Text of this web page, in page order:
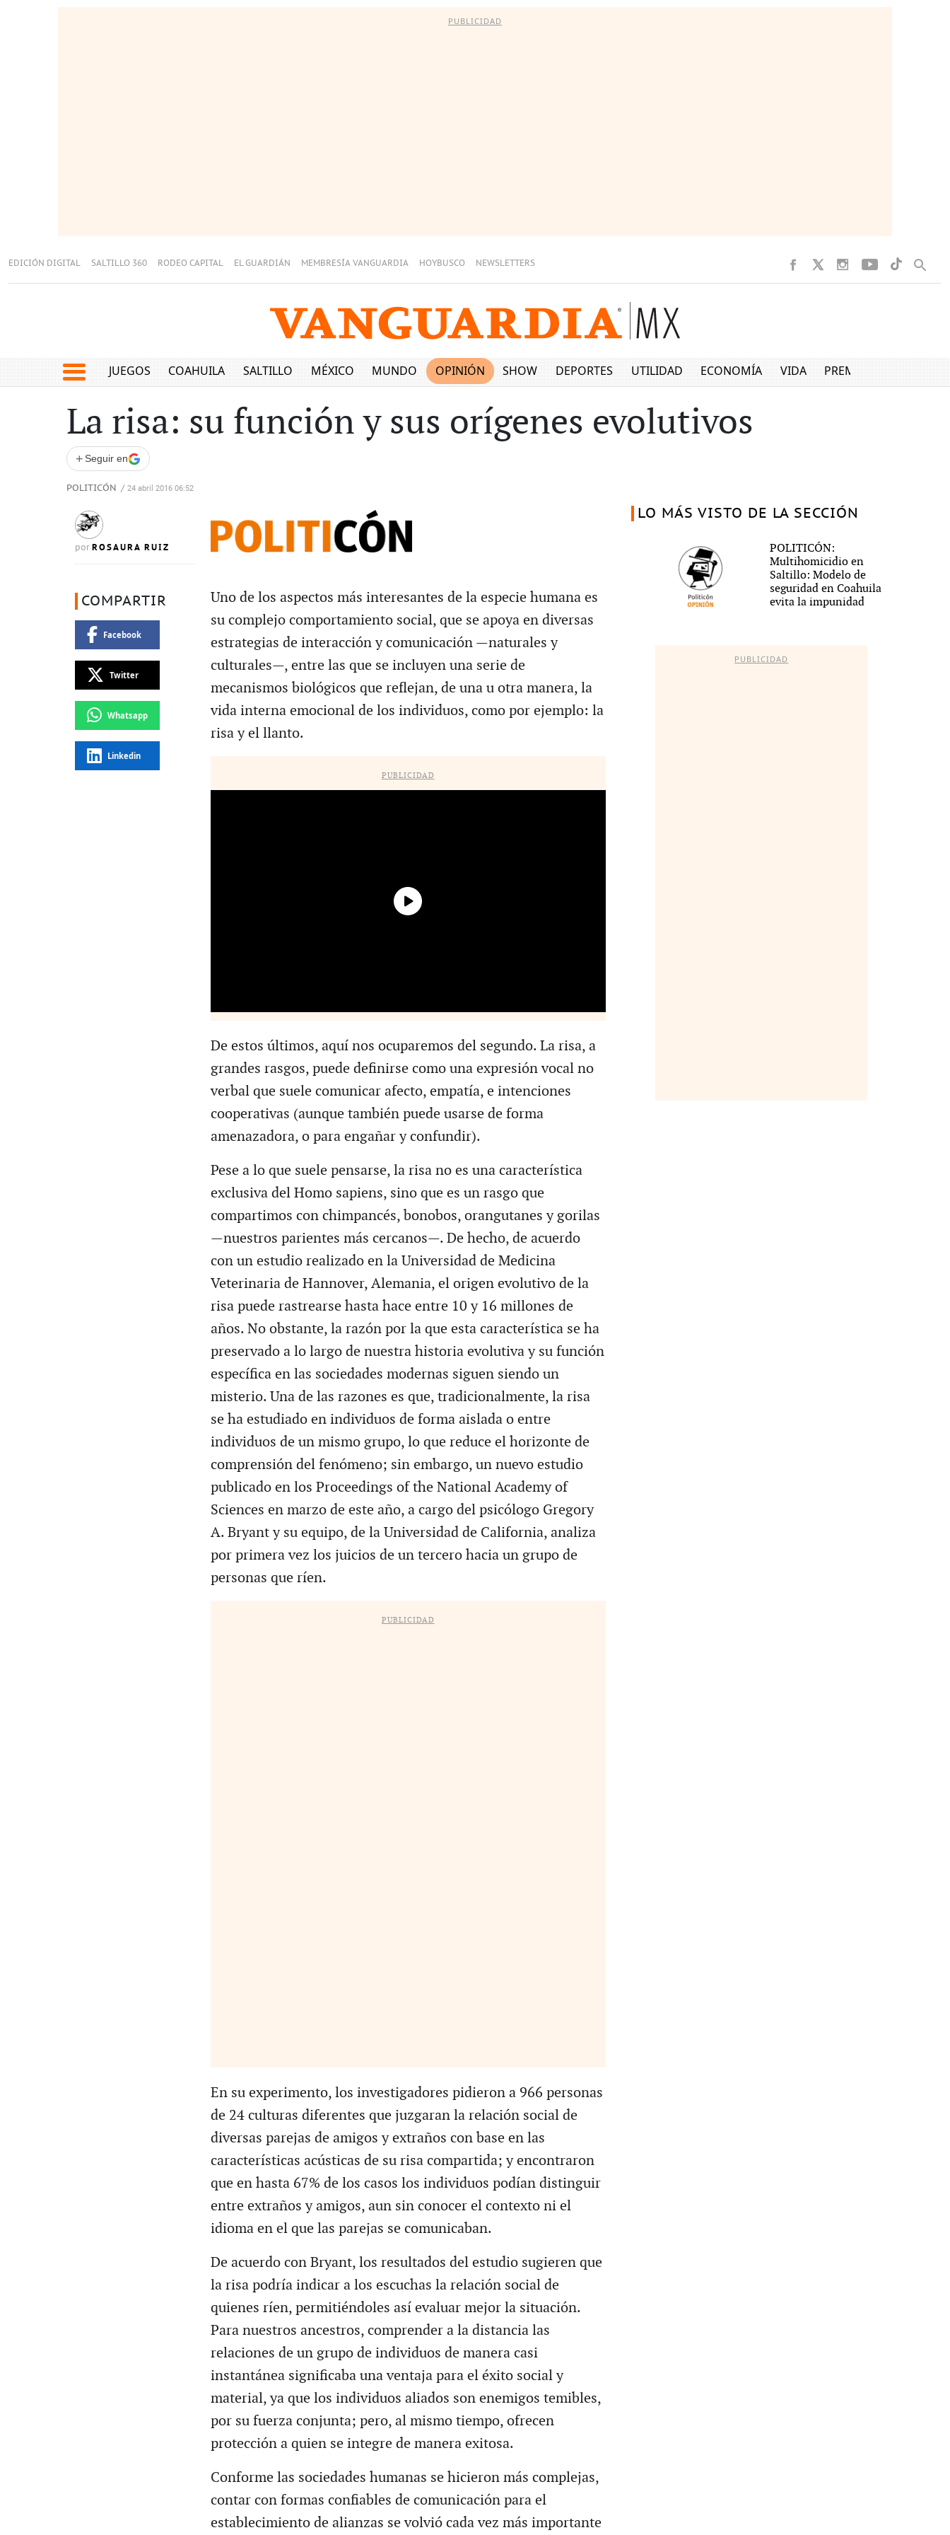
PUBLICIDAD
EDICIÓN DIGITAL SALTILLO 360 RODEO CAPITAL EL GUARDIÁN MEMBRESÍA VANGUARDIA HOYBUSCO NEWSLETTERS
JUEGOS COAHUILA SALTILLO MÉXICO MUNDO OPINIÓN SHOW DEPORTES UTILIDAD ECONOMÍA VIDA PREMIUM
La risa: su función y sus orígenes evolutivos
+ Seguir en
POLITICÓN / 24 abril 2016 06:52
por ROSAURA RUIZ
COMPARTIR
Facebook
Twitter
Whatsapp
Linkedin
Uno de los aspectos más interesantes de la especie humana es
su complejo comportamiento social, que se apoya en diversas
estrategias de interacción y comunicación —naturales y
culturales—, entre las que se incluyen una serie de
mecanismos biológicos que reflejan, de una u otra manera, la
vida interna emocional de los individuos, como por ejemplo: la
risa y el llanto.
PUBLICIDAD
De estos últimos, aquí nos ocuparemos del segundo. La risa, a
grandes rasgos, puede definirse como una expresión vocal no
verbal que suele comunicar afecto, empatía, e intenciones
cooperativas (aunque también puede usarse de forma
amenazadora, o para engañar y confundir).
Pese a lo que suele pensarse, la risa no es una característica
exclusiva del Homo sapiens, sino que es un rasgo que
compartimos con chimpancés, bonobos, orangutanes y gorilas
—nuestros parientes más cercanos—. De hecho, de acuerdo
con un estudio realizado en la Universidad de Medicina
Veterinaria de Hannover, Alemania, el origen evolutivo de la
risa puede rastrearse hasta hace entre 10 y 16 millones de
años. No obstante, la razón por la que esta característica se ha
preservado a lo largo de nuestra historia evolutiva y su función
específica en las sociedades modernas siguen siendo un
misterio. Una de las razones es que, tradicionalmente, la risa
se ha estudiado en individuos de forma aislada o entre
individuos de un mismo grupo, lo que reduce el horizonte de
comprensión del fenómeno; sin embargo, un nuevo estudio
publicado en los Proceedings of the National Academy of
Sciences en marzo de este año, a cargo del psicólogo Gregory
A. Bryant y su equipo, de la Universidad de California, analiza
por primera vez los juicios de un tercero hacia un grupo de
personas que ríen.
PUBLICIDAD
En su experimento, los investigadores pidieron a 966 personas
de 24 culturas diferentes que juzgaran la relación social de
diversas parejas de amigos y extraños con base en las
características acústicas de su risa compartida; y encontraron
que en hasta 67% de los casos los individuos podían distinguir
entre extraños y amigos, aun sin conocer el contexto ni el
idioma en el que las parejas se comunicaban.
De acuerdo con Bryant, los resultados del estudio sugieren que
la risa podría indicar a los escuchas la relación social de
quienes ríen, permitiéndoles así evaluar mejor la situación.
Para nuestros ancestros, comprender a la distancia las
relaciones de un grupo de individuos de manera casi
instantánea significaba una ventaja para el éxito social y
material, ya que los individuos aliados son enemigos temibles,
por su fuerza conjunta; pero, al mismo tiempo, ofrecen
protección a quien se integre de manera exitosa.
Conforme las sociedades humanas se hicieron más complejas,
contar con formas confiables de comunicación para el
establecimiento de alianzas se volvió cada vez más importante
LO MÁS VISTO DE LA SECCIÓN
POLITICÓN:
Multihomicidio en
Saltillo: Modelo de
seguridad en Coahuila
evita la impunidad
PUBLICIDAD